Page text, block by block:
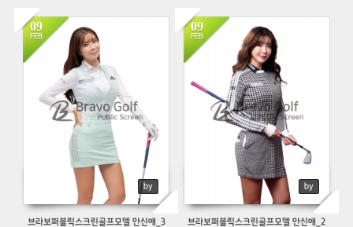
09
FEB
by
16163
브라보퍼블릭스크린골프모델 안신애_3
09
FEB
by
521
브라보퍼블릭스크린골프모델 안신애_2